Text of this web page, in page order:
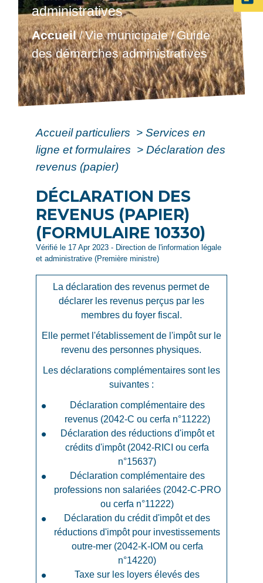
administratives
Accueil/Vie municipale/Guide
des démarches administratives
Accueil particuliers > Services en
ligne et formulaires > Déclaration des
revenus (papier)
DÉCLARATION DES
REVENUS (PAPIER)
(FORMULAIRE 10330)
Vérifié le 17 Apr 2023 - Direction de l'information légale
et administrative (Première ministre)
La déclaration des revenus permet de
déclarer les revenus perçus par les
membres du foyer fiscal.
Elle permet l'établissement de l'impôt sur le
revenu des personnes physiques.
Les déclarations complémentaires sont les
suivantes :
Déclaration complémentaire des
revenus (2042-C ou cerfa n°11222)
Déclaration des réductions d'impôt et
crédits d'impôt (2042-RICI ou cerfa
n°15637)
Déclaration complémentaire des
professions non salariées (2042-C-PRO
ou cerfa n°11222)
Déclaration du crédit d'impôt et des
réductions d'impôt pour investissements
outre-mer (2042-K-IOM ou cerfa
n°14220)
Taxe sur les loyers élevés des